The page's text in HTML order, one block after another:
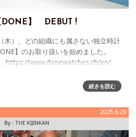
DONE】 DEBUT !
木）、どの組織にも属さない独立時計
】のお取り扱いを始めました。
https://www.donewatches.ch/en/
続きを読む
2025.6.29
By : THE KIJINKAN